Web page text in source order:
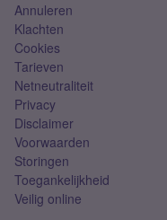
Annuleren
Klachten
Cookies
Tarieven
Netneutraliteit
Privacy
Disclaimer
Voorwaarden
Storingen
Toegankelijkheid
Veilig online